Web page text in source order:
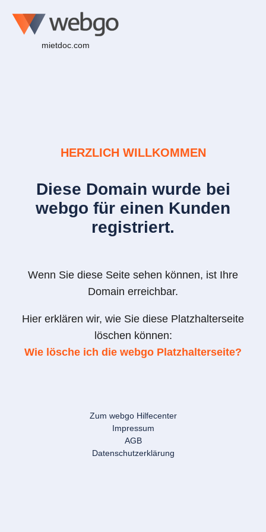
mietdoc.com
HERZLICH WILLKOMMEN
Diese Domain wurde bei
webgo für einen Kunden
registriert.
Wenn Sie diese Seite sehen können, ist Ihre
Domain erreichbar.
Hier erklären wir, wie Sie diese Platzhalterseite
löschen können:
Wie lösche ich die webgo Platzhalterseite?
Zum webgo Hilfecenter
Impressum
AGB
Datenschutzerklärung